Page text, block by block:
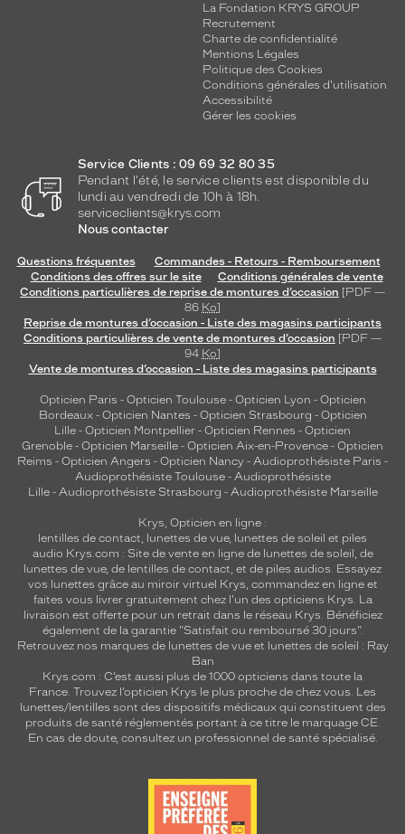
La Fondation KRYS GROUP
Recrutement
Charte de confidentialité
Mentions Légales
Politique des Cookies
Conditions générales d'utilisation
Accessibilité
Gérer les cookies
Service Clients : 09 69 32 80 35
Pendant l'été, le service clients est disponible du
lundi au vendredi de 10h à 18h.
serviceclients@krys.com
Nous contacter
Questions fréquentes
Commandes - Retours - Remboursement
Conditions des offres sur le site
Conditions générales de vente
Conditions particulières de reprise de montures d’occasion [PDF —
86 Ko]
Reprise de montures d’occasion - Liste des magasins participants
Conditions particulières de vente de montures d’occasion [PDF —
94 Ko]
Vente de montures d’occasion - Liste des magasins participants
Opticien Paris - Opticien Toulouse- Opticien Lyon - Opticien
Bordeaux- Opticien Nantes - Opticien Strasbourg - Opticien
Lille - Opticien Montpellier - Opticien Rennes - Opticien
Grenoble - Opticien Marseille - Opticien Aix-en-Provence - Opticien
Reims - Opticien Angers - Opticien Nancy - Audioprothésiste Paris -
Audioprothésiste Toulouse- Audioprothésiste
Lille- Audioprothésiste Strasbourg - Audioprothésiste Marseille
Krys, Opticien en ligne :
lentilles de contact, lunettes de vue, lunettes de soleil et piles
audio Krys.com : Site de vente en ligne de lunettes de soleil, de
lunettes de vue, de lentilles de contact, et de piles audios. Essayez
vos lunettes grâce au miroir virtuel Krys, commandez en ligne et
faites vous livrer gratuitement chez l'un des opticiens Krys. La
livraison est offerte pour un retrait dans le réseau Krys. Bénéficiez
également de la garantie "Satisfait ou remboursé 30 jours".
Retrouvez nos marques de lunettes de vue et lunettes de soleil : Ray
Ban
Krys.com : C’est aussi plus de 1000 opticiens dans toute la
France. Trouvez l’opticien Krys le plus proche de chez vous. Les
lunettes/lentilles sont des dispositifs médicaux qui constituent des
produits de santé réglementés portant à ce titre le marquage CE.
En cas de doute, consultez un professionnel de santé spécialisé.